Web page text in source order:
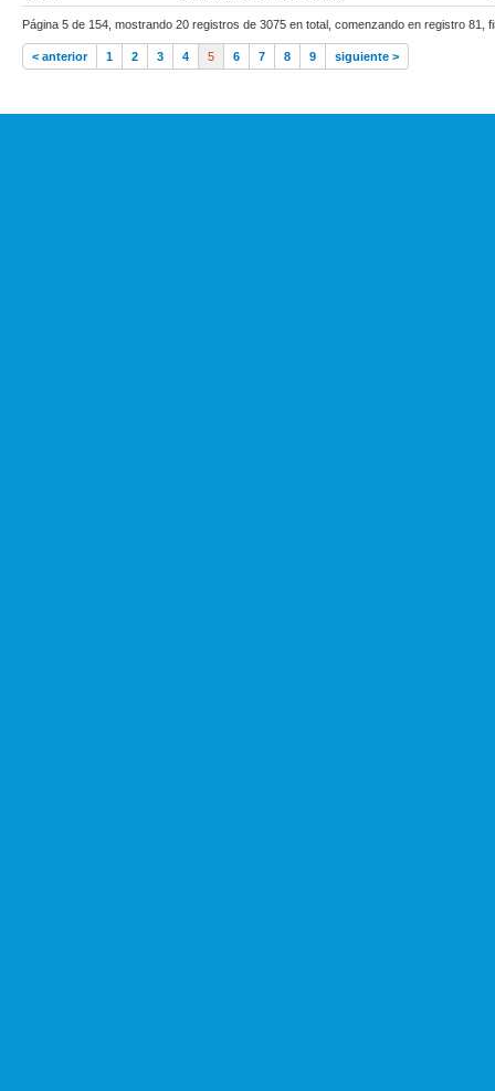
Página 5 de 154, mostrando 20 registros de 3075 en total, comenzando en registro 81,
< anterior 1 2 3 4 5 6 7 8 9 siguiente >